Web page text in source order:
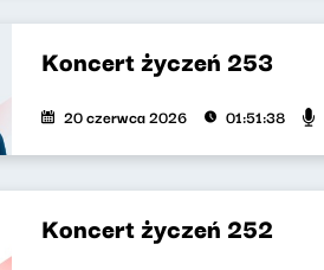
Koncert życzeń 253
20 czerwca 2026 01:51:38
Koncert życzeń 252